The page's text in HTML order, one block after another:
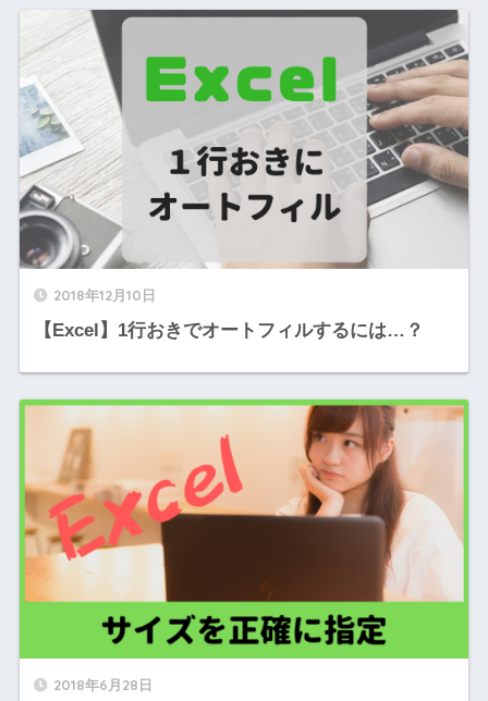
2018年12月10日
【Excel】1行おきでオートフィルするには…？
2018年6月28日